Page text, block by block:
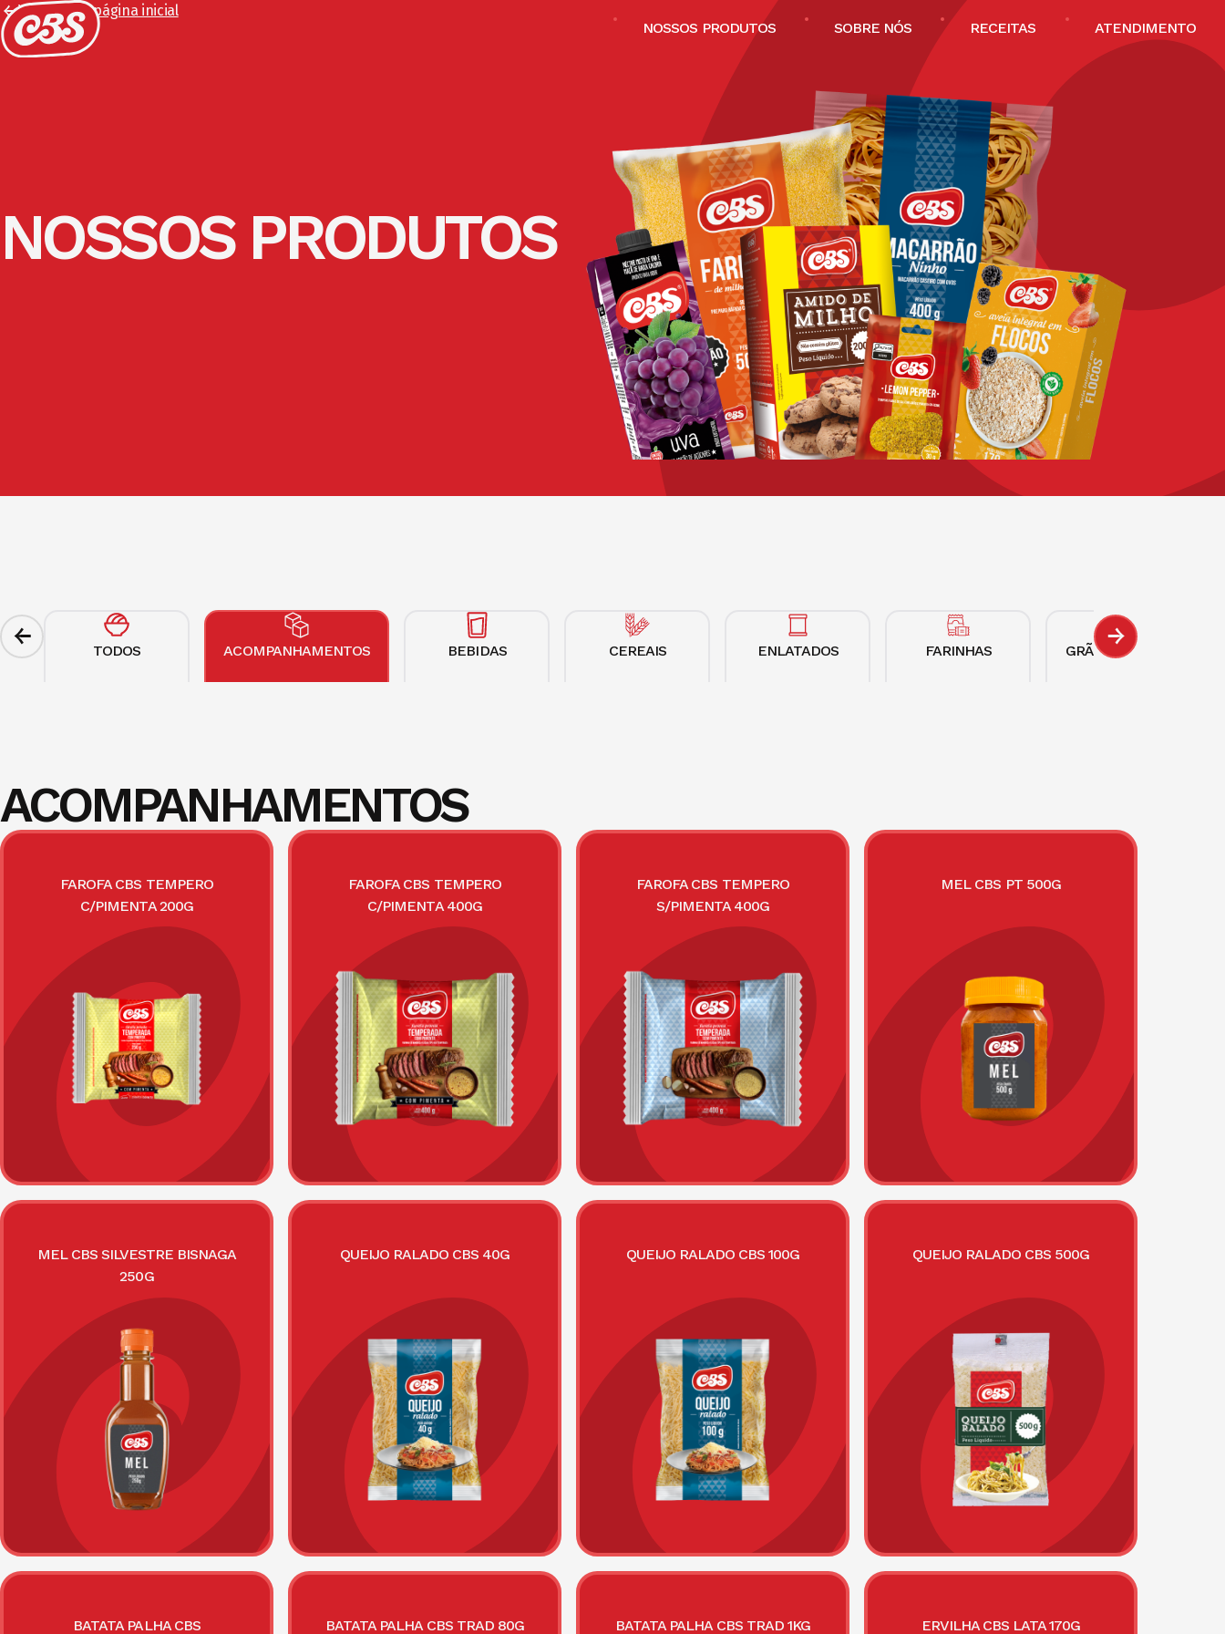
NOSSOS PRODUTOS SOBRE NÓS RECEITAS ATENDIMENTO
Voltar para página inicial
NOSSOS PRODUTOS
TODOS ACOMPANHAMENTOS BEBIDAS CEREAIS ENLATADOS FARINHAS GRÃOS E SEMENTES
ACOMPANHAMENTOS
FAROFA CBS TEMPERO
C/PIMENTA 200G
FAROFA CBS TEMPERO
C/PIMENTA 400G
FAROFA CBS TEMPERO
S/PIMENTA 400G
MEL CBS PT 500G
MEL CBS SILVESTRE BISNAGA
250G
QUEIJO RALADO CBS 40G QUEIJO RALADO CBS 100G QUEIJO RALADO CBS 500G
BATATA PALHA CBS BATATA PALHA CBS TRAD 80G BATATA PALHA CBS TRAD 1KG ERVILHA CBS LATA 170G